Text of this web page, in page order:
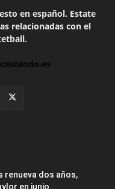
en español. Estate
relacionadas con el
renueva dos años,
en junio...